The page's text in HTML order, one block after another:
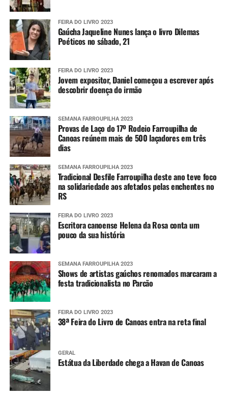
FEIRA DO LIVRO 2023
Gaúcha Jaqueline Nunes lança o livro Dilemas
Poéticos no sábado, 21
FEIRA DO LIVRO 2023
Jovem expositor, Daniel começou a escrever após
descobrir doença do irmão
SEMANA FARROUPILHA 2023
Provas de Laço do 17º Rodeio Farroupilha de
Canoas reúnem mais de 500 laçadores em três
dias
SEMANA FARROUPILHA 2023
Tradicional Desfile Farroupilha deste ano teve foco
na solidariedade aos afetados pelas enchentes no
RS
FEIRA DO LIVRO 2023
Escritora canoense Helena da Rosa conta um
pouco da sua história
SEMANA FARROUPILHA 2023
Shows de artistas gaúchos renomados marcaram a
festa tradicionalista no Parcão
FEIRA DO LIVRO 2023
38ª Feira do Livro de Canoas entra na reta final
GERAL
Estátua da Liberdade chega a Havan de Canoas